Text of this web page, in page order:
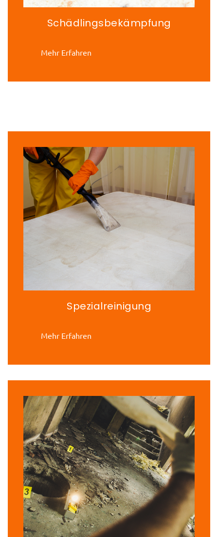
Schädlingsbekämpfung
Mehr Erfahren
Spezialreinigung
Mehr Erfahren